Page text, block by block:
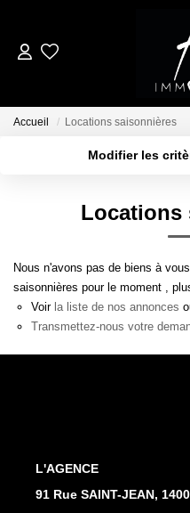
Qui
Nos
Accueil Locations saisonnières
Modifier les
Budget max
Locations
Nous n'avons pas de biens à
saisonnières pour le moment ,
Voir la liste de nos annonces
Transmettez-nous votre
L'AGENCE
91 Rue SAINT-JEAN,